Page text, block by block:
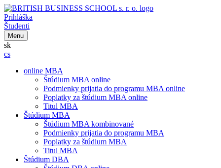
Prihláška
Študenti
Menu
sk
cs
online MBA
Štúdium MBA online
Podmienky prijatia do programu MBA online
Poplatky za štúdium MBA online
Titul MBA
Štúdium MBA
Štúdium MBA kombinované
Podmienky prijatia do programu MBA
Poplatky za štúdium MBA
Titul MBA
Štúdium DBA